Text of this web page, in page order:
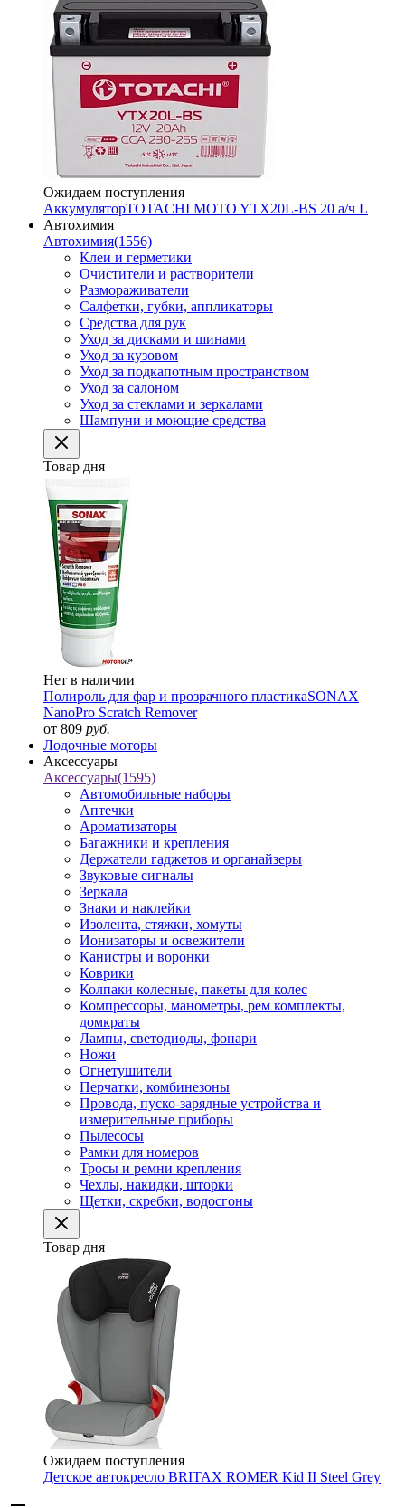
Ожидаем поступления
АккумуляторTOTACHI MOTO YTX20L-BS 20 а/ч L
Автохимия
Автохимия(1556)
Клеи и герметики
Очистители и растворители
Размораживатели
Салфетки, губки, аппликаторы
Средства для рук
Уход за дисками и шинами
Уход за кузовом
Уход за подкапотным пространством
Уход за салоном
Уход за стеклами и зеркалами
Шампуни и моющие средства
Товар дня
Нет в наличии
Полироль для фар и прозрачного пластикаSONAX
NanoPro Scratch Remover
от 809 руб.
Лодочные моторы
Аксессуары
Аксессуары(1595)
Автомобильные наборы
Аптечки
Ароматизаторы
Багажники и крепления
Держатели гаджетов и органайзеры
Звуковые сигналы
Зеркала
Знаки и наклейки
Изолента, стяжки, хомуты
Ионизаторы и освежители
Канистры и воронки
Коврики
Колпаки колесные, пакеты для колес
Компрессоры, манометры, рем комплекты,
домкраты
Лампы, светодиоды, фонари
Ножи
Огнетушители
Перчатки, комбинезоны
Провода, пуско-зарядные устройства и
измерительные приборы
Пылесосы
Рамки для номеров
Тросы и ремни крепления
Чехлы, накидки, шторки
Щетки, скребки, водосгоны
Товар дня
Ожидаем поступления
Детское автокресло BRITAX ROMER Kid II Steel Grey